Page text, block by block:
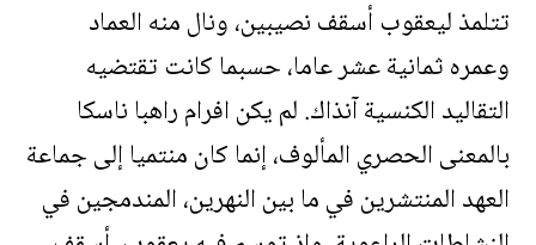
تتلمذ ليعقوب أسقف نصيبين، ونال منه العماد
وعمره ثمانية عشر عاما، حسبما كانت تقتضيه
التقاليد الكنسية آنذاك. لم يكن افرام راهبا ناسكا
بالمعنى الحصري المألوف، إنما كان منتميا إلى جماعة
العهد المنتشرين في ما بين النهرين، المندمجين في